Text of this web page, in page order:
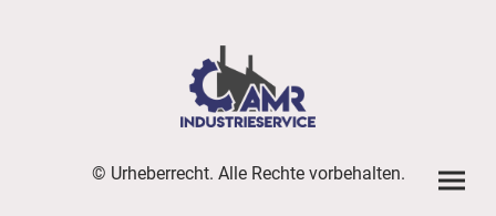
© Urheberrecht. Alle Rechte vorbehalten.